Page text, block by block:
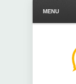
MENU